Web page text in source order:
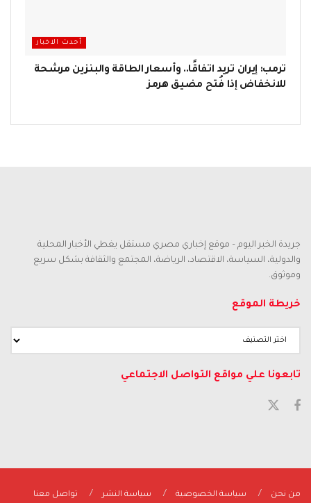
أحدث الاخبار
ترمب: إيران تريد اتفاقًا.. وأسعار الطاقة والبنزين مرشحة
للانخفاض إذا فُتح مضيق هرمز
جريدة الخبر اليوم – موقع إخباري مصري مستقل يغطي الأخبار المحلية
والدولية، السياسة، الاقتصاد، الرياضة، المجتمع والثقافة بشكل سريع
وموثوق.
خريطة الموقع
تابعونا علي مواقع التواصل الاجتماعي
من نحن سياسة الخصوصية سياسة النشر تواصل معنا